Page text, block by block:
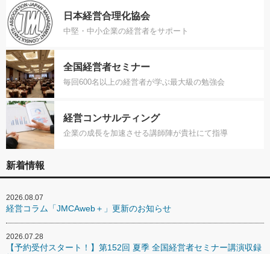
日本経営合理化協会
中堅・中小企業の経営者をサポート
全国経営者セミナー
毎回600名以上の経営者が学ぶ最大級の勉強会
経営コンサルティング
企業の成長を加速させる講師陣が貴社にて指導
新着情報
2026.08.07
経営コラム「JMCAweb＋」更新のお知らせ
2026.07.28
【予約受付スタート！】第152回 夏季 全国経営者セミナー講演収録